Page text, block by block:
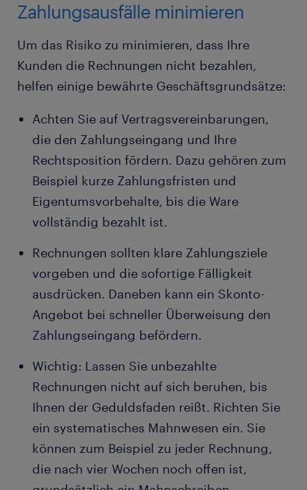
Zahlungsausfälle minimieren
Um das Risiko zu minimieren, dass Ihre
Kunden die Rechnungen nicht bezahlen,
helfen einige bewährte Geschäftsgrundsätze:
Achten Sie auf Vertragsvereinbarungen,
die den Zahlungseingang und Ihre
Rechtsposition fördern. Dazu gehören zum
Beispiel kurze Zahlungsfristen und
Eigentumsvorbehalte, bis die Ware
vollständig bezahlt ist.
Rechnungen sollten klare Zahlungsziele
vorgeben und die sofortige Fälligkeit
ausdrücken. Daneben kann ein Skonto-
Angebot bei schneller Überweisung den
Zahlungseingang befördern.
Wichtig: Lassen Sie unbezahlte
Rechnungen nicht auf sich beruhen, bis
Ihnen der Geduldsfaden reißt. Richten Sie
ein systematisches Mahnwesen ein. Sie
können zum Beispiel zu jeder Rechnung,
die nach vier Wochen noch offen ist,